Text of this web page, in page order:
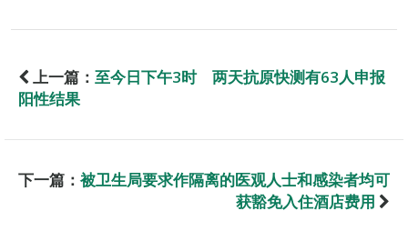
上一篇： 至今日下午3时 两天抗原快测有63人申报
阳性结果
下一篇： 被卫生局要求作隔离的医观人士和感染者均可
获豁免入住酒店费用